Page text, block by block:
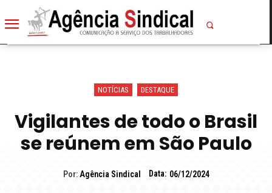
NOTÍCIAS DESTAQUE
Vigilantes de todo o Brasil
se reúnem em São Paulo
Por: Agência Sindical Data: 06/12/2024